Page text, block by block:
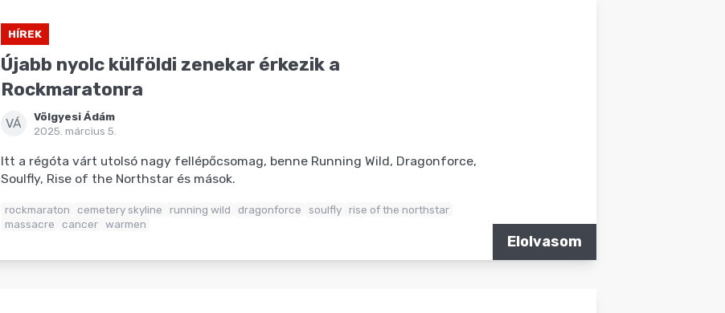
HÍREK
Újabb nyolc külföldi zenekar érkezik a
Rockmaratonra
VÁ
Völgyesi Ádám
2025. március 5.
Itt a régóta várt utolsó nagy fellépőcsomag, benne Running Wild, Dragonforce,
Soulfly, Rise of the Northstar és mások.
rockmaraton cemetery skyline running wild dragonforce soulfly rise of the northstar
massacre
cancer warmen
Elolvasom